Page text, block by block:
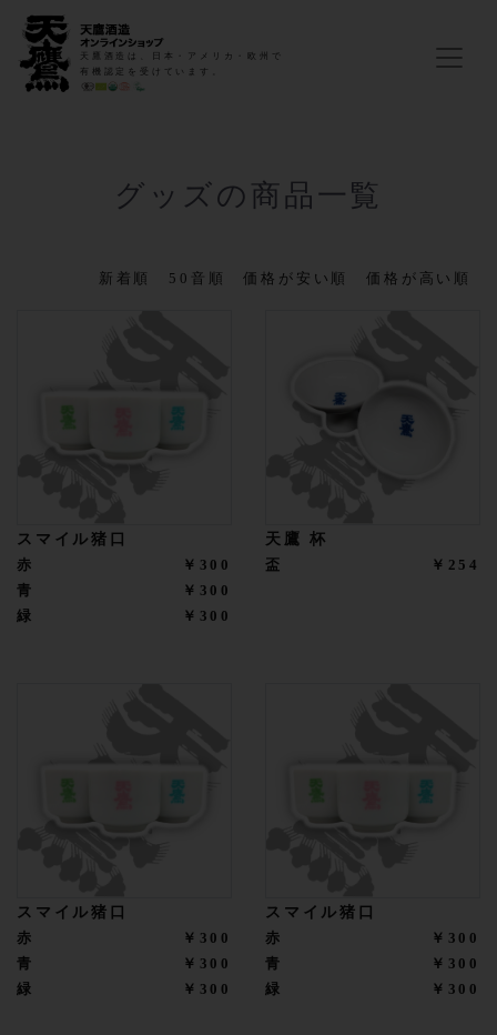
天鷹酒造は、日本・アメリカ・欧州で
有機認定を受けています。
グッズの商品一覧
新着順 50音順 価格が安い順 価格が高い順
スマイル猪口
赤
￥300
青
￥300
緑
￥300
天鷹 杯
盃 ￥254
スマイル猪口
赤
￥300
青
￥300
緑
￥300
スマイル猪口
赤
￥300
青
￥300
緑
￥300